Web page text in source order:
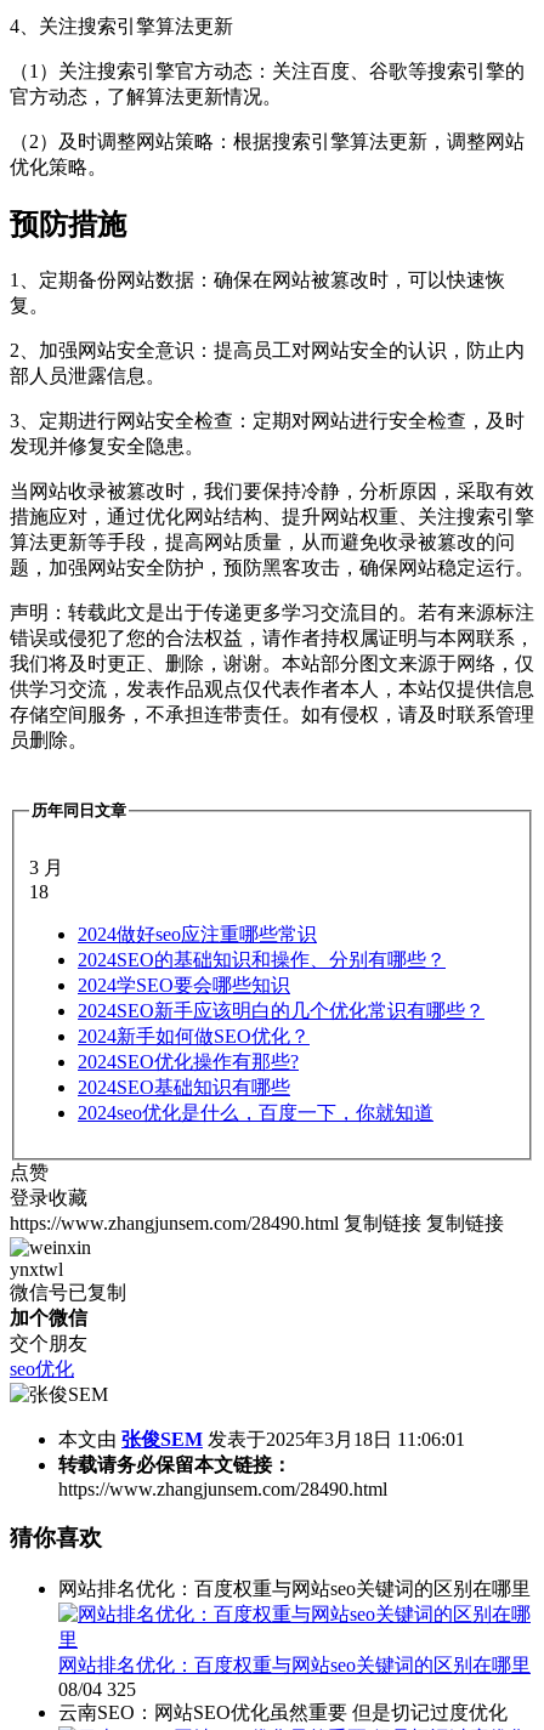
4、关注搜索引擎算法更新
（1）关注搜索引擎官方动态：关注百度、谷歌等搜索引擎的
官方动态，了解算法更新情况。
（2）及时调整网站策略：根据搜索引擎算法更新，调整网站
优化策略。
预防措施
1、定期备份网站数据：确保在网站被篡改时，可以快速恢
复。
2、加强网站安全意识：提高员工对网站安全的认识，防止内
部人员泄露信息。
3、定期进行网站安全检查：定期对网站进行安全检查，及时
发现并修复安全隐患。
当网站收录被篡改时，我们要保持冷静，分析原因，采取有效
措施应对，通过优化网站结构、提升网站权重、关注搜索引擎
算法更新等手段，提高网站质量，从而避免收录被篡改的问
题，加强网站安全防护，预防黑客攻击，确保网站稳定运行。
声明：转载此文是出于传递更多学习交流目的。若有来源标注
错误或侵犯了您的合法权益，请作者持权属证明与本网联系，
我们将及时更正、删除，谢谢。本站部分图文来源于网络，仅
供学习交流，发表作品观点仅代表作者本人，本站仅提供信息
存储空间服务，不承担连带责任。如有侵权，请及时联系管理
员删除。
历年同日文章
3 月
18
2024做好seo应注重哪些常识
2024SEO的基础知识和操作、分别有哪些？
2024学SEO要会哪些知识
2024SEO新手应该明白的几个优化常识有哪些？
2024新手如何做SEO优化？
2024SEO优化操作有那些?
2024SEO基础知识有哪些
2024seo优化是什么，百度一下，你就知道
点赞
登录收藏
https://www.zhangjunsem.com/28490.html 复制链接 复制链接
ynxtwl
微信号已复制
加个微信
交个朋友
seo优化
本文由 张俊SEM 发表于2025年3月18日 11:06:01
转载请务必保留本文链接：
https://www.zhangjunsem.com/28490.html
猜你喜欢
网站排名优化：百度权重与网站seo关键词的区别在哪里
网站排名优化：百度权重与网站seo关键词的区别在哪里
08/04 325
云南SEO：网站SEO优化虽然重要 但是切记过度优化